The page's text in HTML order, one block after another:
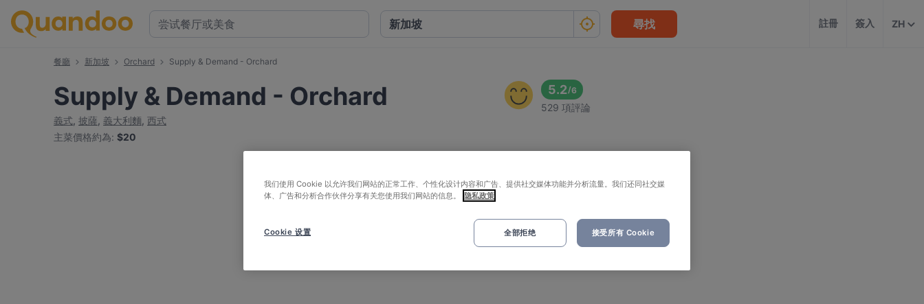
尋找 註冊 簽入 ZH
餐廳 新加坡 Orchard Supply & Demand - Orchard
Supply & Demand - Orchard
義式, 披薩, 義大利麵, 西式
主菜價格約為: $20
5.2/6
529 項評論
我们使用 Cookie 以允许我们网站的正常工作、个性化设计内容和广告、提供社交媒体功能并分析流量。我们还同社交媒
体、广告和分析合作伙伴分享有关您使用我们网站的信息。
隐私政策
全部拒绝 接受所有 Cookie
Cookie 设置